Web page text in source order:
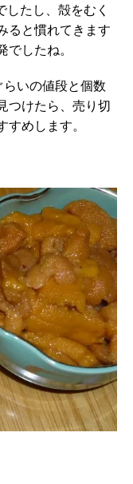
たし、殻をむく
ると慣れてきます
したね。
いの値段と個数
つけたら、売り切
めします。